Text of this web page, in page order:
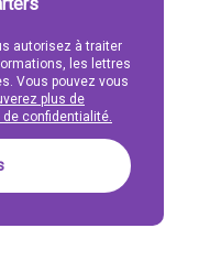
autorisez à traiter
les lettres
Vous pouvez vous
plus de
confidentialité.